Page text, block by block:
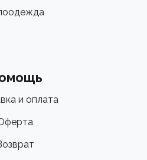
и оплата